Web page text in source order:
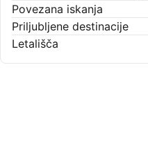
Povezana iskanja
Priljubljene destinacije
Letališča